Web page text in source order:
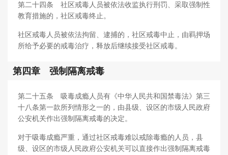
第二十四条 社区戒毒人员被依法收监执行刑罚、采取强制性
教育措施的，社区戒毒终止。
社区戒毒人员被依法拘留、逮捕的，社区戒毒中止，由羁押场
所给予必要的戒毒治疗，释放后继续接受社区戒毒。
第四章 强制隔离戒毒
第二十五条 吸毒成瘾人员有《中华人民共和国禁毒法》第三
十八条第一款所列情形之一的，由县级、设区的市级人民政府
公安机关作出强制隔离戒毒的决定。
对于吸毒成瘾严重，通过社区戒毒难以戒除毒瘾的人员，县
级、设区的市级人民政府公安机关可以直接作出强制隔离戒毒